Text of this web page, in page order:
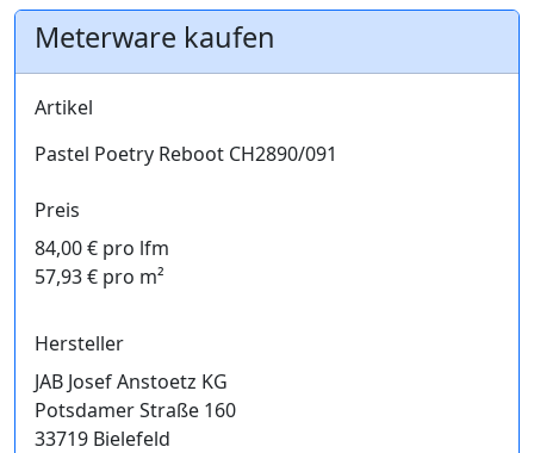
Meterware kaufen
Artikel
Pastel Poetry Reboot CH2890/091
Preis
84,00 € pro lfm
57,93 € pro m²
Hersteller
JAB Josef Anstoetz KG
Potsdamer Straße 160
33719 Bielefeld